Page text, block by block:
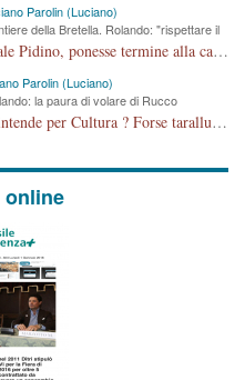
Parolin (Luciano)
della Bretella. Rolando: "rispettare il
Sarebbe ora che il consigliere comunale Pidino, ponesse termine alla campagna elettorale nel territorio del suo seggio Villaggio del Sole. La tiraca è iniziata, distruggerà 6 km di prateria ovest della città, ricca di fonti e sorgenti d'acqua. I cittadini di Maddalene non avranno più Pace la notte. Molta colpa per la costruzione di questa Strada è proprio del signor Rolando,dei suoi gazebo mobili e che vuol far passare questa opera VANDALICA come progetto "utile" a chi ? Non è cosa seria sig. Rolando!
Parolin (Luciano)
la paura di volare di Rucco
Vorrei sapere dal C.C. Rolando cosa intende per Cultura ? Forse tarallucci, vino e sagre, o spaghetti tricolori del PD ? Il continuo (s)parlare della mostra a Palazzo Chiericati caro consigliere DANNEGGIA FORTEMENTE l'immagine della città TUTTA e fa deviare i consensi che in RUSSIA (badi bene ex U.R.S.S.) sono ECCELLENTI. A livello artistico l'evento è di alta Valenza culturale, COMPITO di Tutta la Cittadinanza fare il possibile per propagandare l'iniziativa senza farne UN CASO PARTITICO come fa Lei da sempre. Meno Gazebo + Partecipazione! E così sia. Amen.
online